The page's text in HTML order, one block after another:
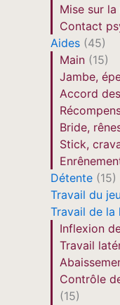
Mise sur la
Contact
Aides (45)
Main (15)
Jambe,
Accord
Bride,
Stick,
Détente (15)
Travail du
Travail de la
Inflexion
Travail
Contrôle
(15)